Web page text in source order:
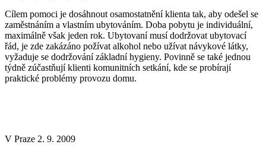
Cílem pomoci je dosáhnout osamostatnění klienta tak, aby odešel se
zaměstnáním a vlastním ubytováním. Doba pobytu je individuální,
maximálně však jeden rok. Ubytovaní musí dodržovat ubytovací
řád, je zde zakázáno požívat alkohol nebo užívat návykové látky,
vyžaduje se dodržování základní hygieny. Povinně se také jednou
týdně zúčastňují klienti komunitních setkání, kde se probírají
praktické problémy provozu domu.
V Praze 2. 9. 2009